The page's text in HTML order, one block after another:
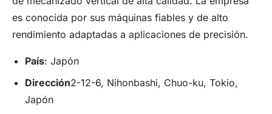
es conocida por sus máquinas fiables y de alto
rendimiento adaptadas a aplicaciones de precisión.
País: Japón
Dirección2-12-6, Nihonbashi, Chuo-ku, Tokio,
Japón